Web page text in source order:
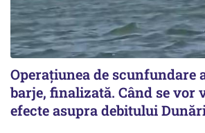
Operațiunea de scunfundare
barje, finalizată. Când se vor
efecte asupra debitului